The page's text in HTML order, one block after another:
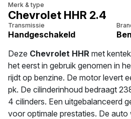
Merk & type
Chevrolet HHR 2.4
Transmissie
Handgeschakeld
Deze Chevrolet HHR met
het eerst in gebruik genomen in
rijdt op benzine. De motor levert
pk. De cilinderinhoud bedraagt
4 cilinders. Een uitgebalanceerd
voor optimale prestaties. De